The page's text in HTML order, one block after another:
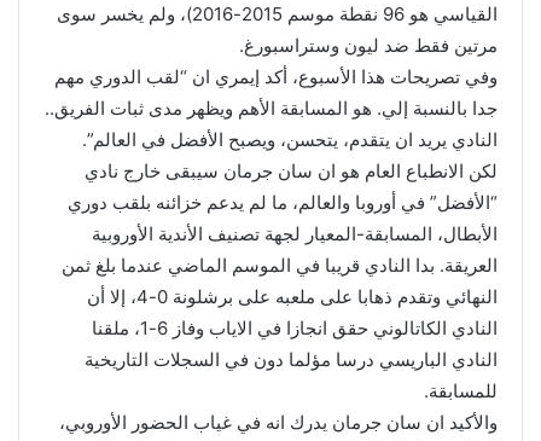
القياسي هو 96 نقطة موسم 2015-2016)، ولم يخسر سوى
مرتين فقط ضد ليون وستراسبورغ.
وفي تصريحات هذا الأسبوع، أكد إيمري ان “لقب الدوري مهم
جدا بالنسبة إلي. هو المسابقة الأهم ويظهر مدى ثبات الفريق..
النادي يريد ان يتقدم، يتحسن، ويصبح الأفضل في العالم”.
لكن الانطباع العام هو ان سان جرمان سيبقى خارج نادي
“الأفضل” في أوروبا والعالم، ما لم يدعم خزائنه بلقب دوري
الأبطال، المسابقة-المعيار لجهة تصنيف الأندية الأوروبية
العريقة. بدا النادي قريبا في الموسم الماضي عندما بلغ ثمن
النهائي وتقدم ذهابا على ملعبه على برشلونة 0-4، إلا أن
النادي الكاتالوني حقق انجازا في الاياب وفاز 6-1، ملقنا
النادي الباريسي درسا مؤلما دون في السجلات التاريخية
للمسابقة.
والأكيد ان سان جرمان يدرك انه في غياب الحضور الأوروبي،